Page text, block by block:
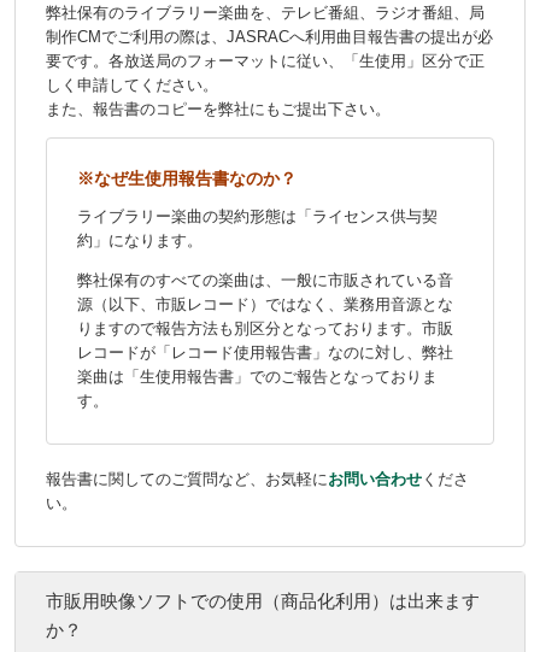
弊社保有のライブラリー楽曲を、テレビ番組、ラジオ番組、局
制作CMでご利用の際は、JASRACへ利用曲目報告書の提出が必
要です。各放送局のフォーマットに従い、「生使用」区分で正
しく申請してください。
また、報告書のコピーを弊社にもご提出下さい。
※なぜ生使用報告書なのか？
ライブラリー楽曲の契約形態は「ライセンス供与契
約」になります。
弊社保有のすべての楽曲は、一般に市販されている音
源（以下、市販レコード）ではなく、業務用音源とな
りますので報告方法も別区分となっております。市販
レコードが「レコード使用報告書」なのに対し、弊社
楽曲は「生使用報告書」でのご報告となっておりま
す。
報告書に関してのご質問など、お気軽にお問い合わせ くださ
い。
市販用映像ソフトでの使用（商品化利用）は出来ます
か？